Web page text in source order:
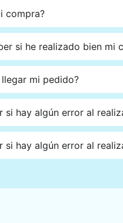
compra?
si he realizado bien mi
mi pedido?
si hay algún error al
si hay algún error al